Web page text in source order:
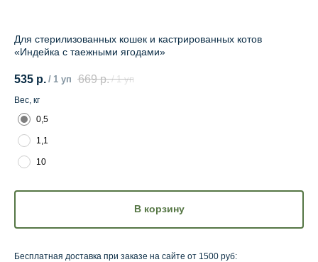
Для стерилизованных кошек и кастрированных котов
«Индейка с таежными ягодами»
535 р. / 1 уп 669 р. / 1 уп
Вес, кг
0,5
1,1
10
В корзину
Бесплатная доставка при заказе на сайте от 1500 руб: